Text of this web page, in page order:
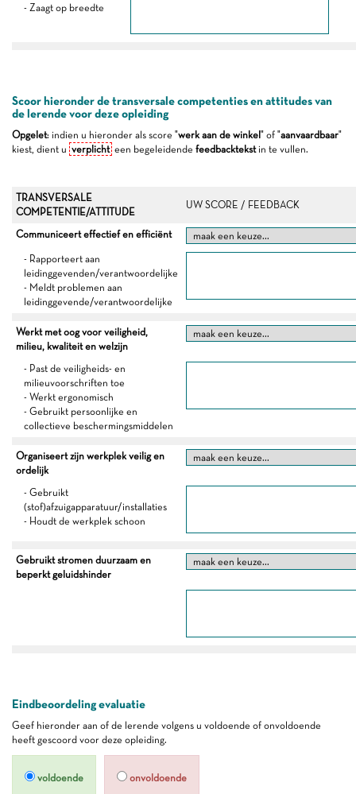
- Zaagt op breedte
Scoor hieronder de transversale competenties en attitudes van
de lerende voor deze opleiding
Opgelet: indien u hieronder als score "werk aan de winkel " of "aanvaardbaar"
kiest, dient u verplicht een begeleidende feedbacktekstin te vullen.
TRANSVERSALE
COMPETENTIE/ATTITUDE
UW SCORE / FEEDBACK
Communiceert effectief en efficiënt
- Rapporteert aan
leidinggevenden/verantwoordelijke
- Meldt problemen aan
leidinggevende/verantwoordelijke
Werkt met oog voor veiligheid,
milieu, kwaliteit en welzijn
- Past de veiligheids- en
milieuvoorschriften toe
- Werkt ergonomisch
- Gebruikt persoonlijke en
collectieve beschermingsmiddelen
Organiseert zijn werkplek veilig en
ordelijk
- Gebruikt
(stof)afzuigapparatuur/installaties
- Houdt de werkplek schoon
Gebruikt stromen duurzaam en
beperkt geluidshinder
Eindbeoordeling evaluatie
Geef hieronder aan of de lerende volgens u voldoende of onvoldoende
heeft gescoord voor deze opleiding.
voldoende onvoldoende